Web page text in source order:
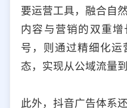
要运营工具，融合自
内容与营销的双重
号，则通过精细化运
态，实现从公域流量
此外，抖音广告体系